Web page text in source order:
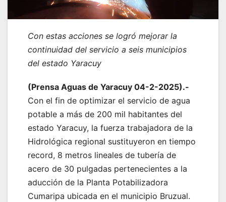
Con estas acciones se logró mejorar la
continuidad del servicio a seis municipios
del estado Yaracuy
(Prensa Aguas de Yaracuy 04-2-2025).-
Con el fin de optimizar el servicio de agua
potable a más de 200 mil habitantes del
estado Yaracuy, la fuerza trabajadora de la
Hidrológica regional sustituyeron en tiempo
record, 8 metros lineales de tubería de
acero de 30 pulgadas pertenecientes a la
aducción de la Planta Potabilizadora
Cumaripa ubicada en el municipio Bruzual.